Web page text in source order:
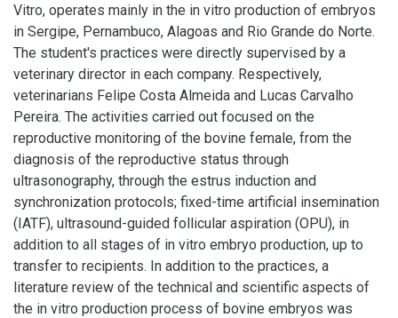
Vitro, operates mainly in the in vitro production of embryos
in Sergipe, Pernambuco, Alagoas and Rio Grande do Norte.
The student's practices were directly supervised by a
veterinary director in each company. Respectively,
veterinarians Felipe Costa Almeida and Lucas Carvalho
Pereira. The activities carried out focused on the
reproductive monitoring of the bovine female, from the
diagnosis of the reproductive status through
ultrasonography, through the estrus induction and
synchronization protocols; fixed-time artificial insemination
(IATF), ultrasound-guided follicular aspiration (OPU), in
addition to all stages of in vitro embryo production, up to
transfer to recipients. In addition to the practices, a
literature review of the technical and scientific aspects of
the in vitro production process of bovine embryos was